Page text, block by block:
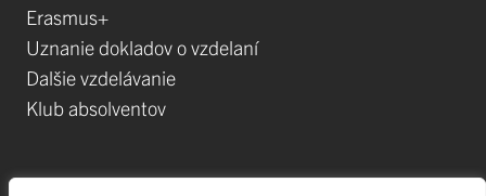
Erasmus+
Uznanie dokladov o vzdelaní
Dalšie vzdelávanie
Klub absolventov